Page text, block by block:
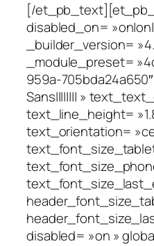
[/
disabled_on=
_builder_version=
_module_preset=
959a-
Sans|||||||| »
text_line_height=
text_orientation=
disabled= »on »